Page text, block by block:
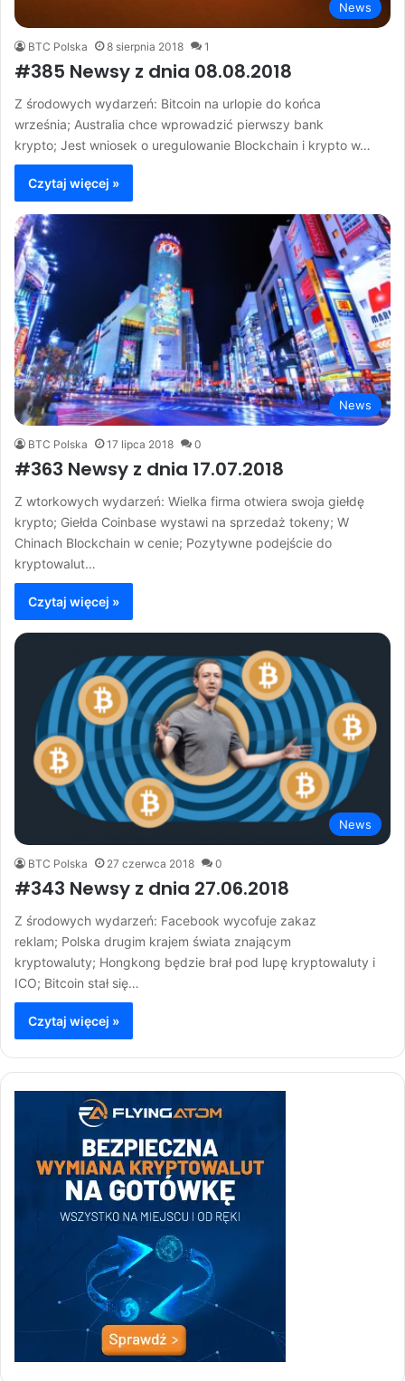
News
BTC Polska 8 sierpnia 2018 1
#385 Newsy z dnia 08.08.2018
Z środowych wydarzeń: Bitcoin na urlopie do końca
września; Australia chce wprowadzić pierwszy bank
krypto; Jest wniosek o uregulowanie Blockchain i krypto w…
Czytaj więcej »
News
BTC Polska 17 lipca 2018 0
#363 Newsy z dnia 17.07.2018
Z wtorkowych wydarzeń: Wielka firma otwiera swoja giełdę
krypto; Giełda Coinbase wystawi na sprzedaż tokeny; W
Chinach Blockchain w cenie; Pozytywne podejście do
kryptowalut…
Czytaj więcej »
News
BTC Polska 27 czerwca 2018 0
#343 Newsy z dnia 27.06.2018
Z środowych wydarzeń: Facebook wycofuje zakaz
reklam; Polska drugim krajem świata znającym
kryptowaluty; Hongkong będzie brał pod lupę kryptowaluty i
ICO; Bitcoin stał się…
Czytaj więcej »